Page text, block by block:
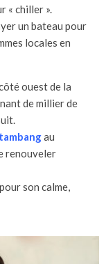
« chiller ».
un bateau pour
locales en
ouest de la
de millier de
au
renouveler
son calme,